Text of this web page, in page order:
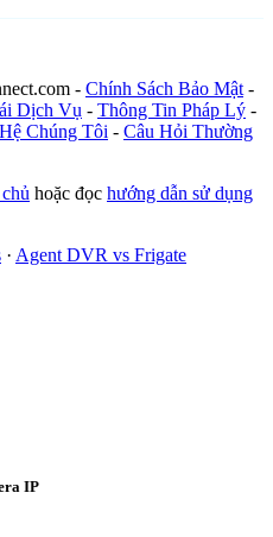
- Chính Sách Bảo Mật -
Dịch Vụ - Thông Tin Pháp Lý -
Chúng Tôi - Câu Hỏi Thường
hoặc đọc hướng dẫn sử dụng
· Agent DVR vs Frigate
IP